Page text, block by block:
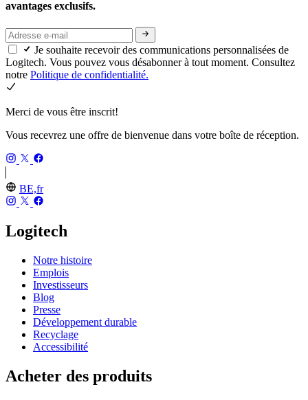
avantages exclusifs.
Je souhaite recevoir des communications personnalisées de
Logitech. Vous pouvez vous désabonner à tout moment. Consultez
notre Politique de confidentialité.
Merci de vous être inscrit!
Vous recevrez une offre de bienvenue dans votre boîte de réception.
BE,fr
Logitech
Notre histoire
Emplois
Investisseurs
Blog
Presse
Développement durable
Recyclage
Accessibilité
Acheter des produits